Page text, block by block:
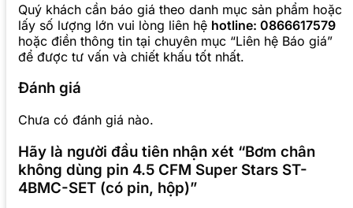
Quý khách cần báo giá theo danh mục sản phẩm hoặc
lấy số lượng lớn vui lòng liên hệ hotline: 0866617579
hoặc điền thông tin tại chuyên mục “Liên hệ Báo giá”
để được tư vấn và chiết khấu tốt nhất.
Đánh giá
Chưa có đánh giá nào.
Hãy là người đầu tiên nhận xét “Bơm chân
không dùng pin 4.5 CFM Super Stars ST-
4BMC-SET (có pin, hộp)”